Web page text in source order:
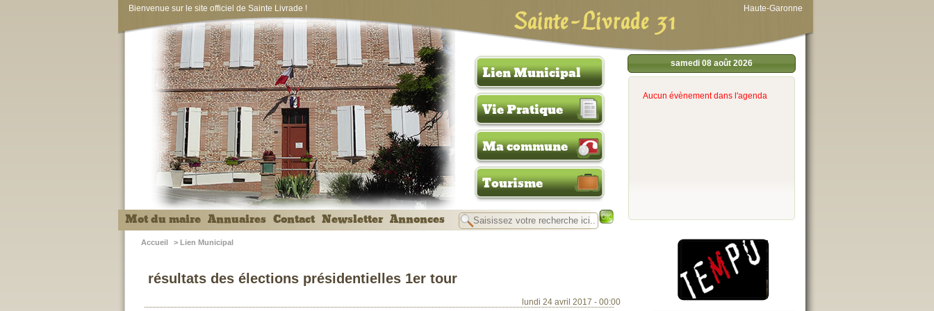
Bienvenue sur le site officiel de Sainte Livrade ! Sainte-Livrade 31 Haute-Garonne
Mot du maire Annuaires Contact Newsletter Annonces
Lien Municipal
Vie Pratique
Ma commune
Tourisme
samedi 08 août 2026
Aucun évènement dans l'agenda
Accueil > Lien Municipal
résultats des élections présidentielles 1er tour
lundi 24 avril 2017 - 00:00